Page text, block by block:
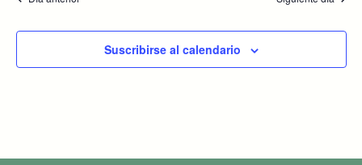
Suscribirse al calendario